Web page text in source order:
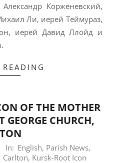
Корженевский,
Ли, иерей Теймураз,
иерей Давид Ллойд и
OF THE MOTHER
GEORGE CHURCH,
In: English, Parish News,
Carlton, Kursk-Root Icon